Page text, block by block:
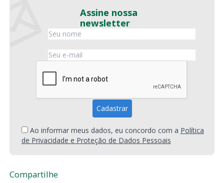
Assine nossa
newsletter
Ao informar meus dados, eu concordo com a Política
de Privacidade e Proteção de Dados Pessoais
Compartilhe